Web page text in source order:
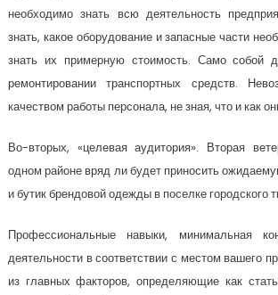
необходимо знать всю деятельность
знать, какое оборудование и запасные части
знать их примерную стоимость. Само собой
ремонтировании транспортных средств.
качеством работы персонала, не зная, что и как
Во-вторых, «целевая аудитория». Вторая
одном районе вряд ли будет приносить
и бутик брендовой одежды в поселке городского
Профессиональные навыки, минимальная
деятельности в соответствии с местом вашего
из главных факторов, определяющие как